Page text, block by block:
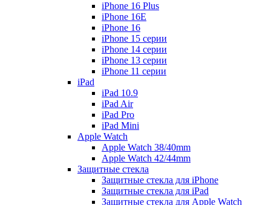
iPhone 16 Plus
iPhone 16E
iPhone 16
iPhone 15 серии
iPhone 14 серии
iPhone 13 серии
iPhone 11 серии
iPad
iPad 10.9
iPad Air
iPad Pro
iPad Mini
Apple Watch
Apple Watch 38/40mm
Apple Watch 42/44mm
Защитные стекла
Защитные стекла для iPhone
Защитные стекла для iPad
Защитные стекла для Apple Watch